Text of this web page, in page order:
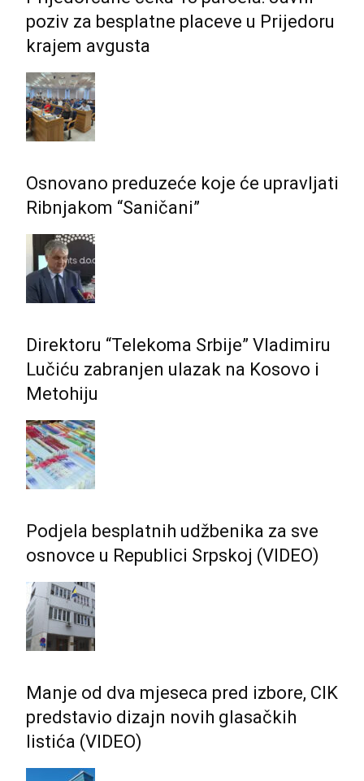
poziv za besplatne placeve u Prijedoru
krajem avgusta
Osnovano preduzeće koje će upravljati
Ribnjakom “Saničani”
Direktoru “Telekoma Srbije” Vladimiru
Lučiću zabranjen ulazak na Kosovo i
Metohiju
Podjela besplatnih udžbenika za sve
osnovce u Republici Srpskoj (VIDEO)
Manje od dva mjeseca pred izbore, CIK
predstavio dizajn novih glasačkih
listića (VIDEO)